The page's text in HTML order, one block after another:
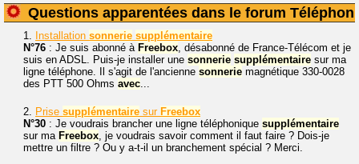
Questions apparentées dans le forum
1. Installation sonnerie supplémentaire
N°76 : Je suis abonné à Freebox, désabonné de France-Télécom et je
suis en ADSL. Puis-je installer une sonnerie supplémentaire sur ma
ligne téléphone. Il s'agit de l'ancienne sonnerie magnétique 330-0028
des PTT 500 Ohms avec...
2. Prise supplémentaire sur Freebox
N°30 : Je voudrais brancher une ligne téléphonique supplémentaire
sur ma Freebox, je voudrais savoir comment il faut faire ? Dois-je
mettre un filtre ? Ou y a-t-il un branchement spécial ? Merci.